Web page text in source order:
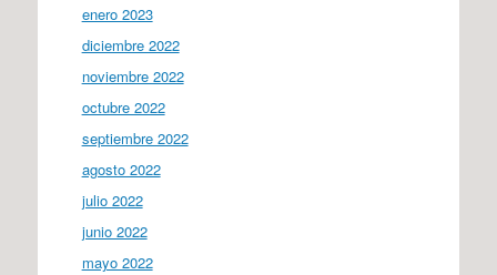
enero 2023
diciembre 2022
noviembre 2022
octubre 2022
septiembre 2022
agosto 2022
julio 2022
junio 2022
mayo 2022